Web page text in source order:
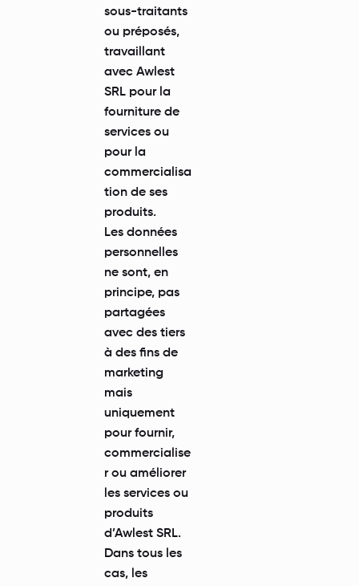
sous-traitants
ou préposés,
travaillant
avec Awlest
SRL pour la
fourniture de
services ou
pour la
commercialisa
tion de ses
produits.
Les données
personnelles
ne sont, en
principe, pas
partagées
avec des tiers
à des fins de
marketing
mais
uniquement
pour fournir,
commercialise
r ou améliorer
les services ou
produits
d’Awlest SRL.
Dans tous les
cas, les